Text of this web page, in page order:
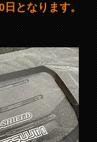
となります。